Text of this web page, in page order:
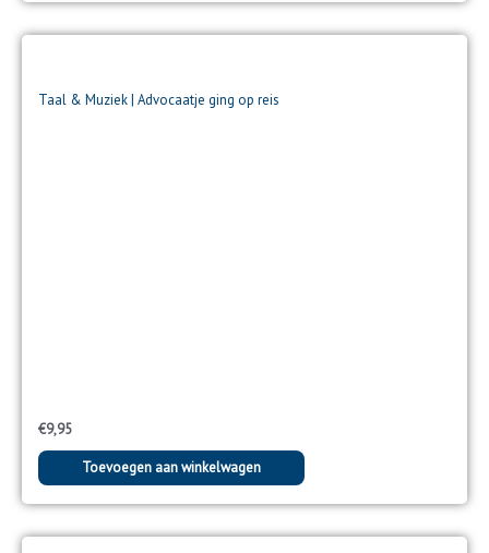
Taal & Muziek | Advocaatje ging op reis
€9,95
Toevoegen aan winkelwagen